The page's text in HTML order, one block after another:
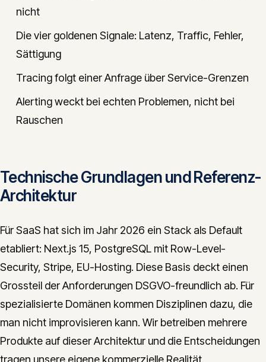
nicht
Die vier goldenen Signale: Latenz, Traffic, Fehler,
Sättigung
Tracing folgt einer Anfrage über Service-Grenzen
Alerting weckt bei echten Problemen, nicht bei
Rauschen
Technische Grundlagen und Referenz-
Architektur
Für SaaS hat sich im Jahr 2026 ein Stack als Default
etabliert: Next.js 15, PostgreSQL mit Row-Level-
Security, Stripe, EU-Hosting. Diese Basis deckt einen
Grossteil der Anforderungen DSGVO-freundlich ab. Für
spezialisierte Domänen kommen Disziplinen dazu, die
man nicht improvisieren kann. Wir betreiben mehrere
Produkte auf dieser Architektur und die Entscheidungen
tragen unsere eigene kommerzielle Realität.